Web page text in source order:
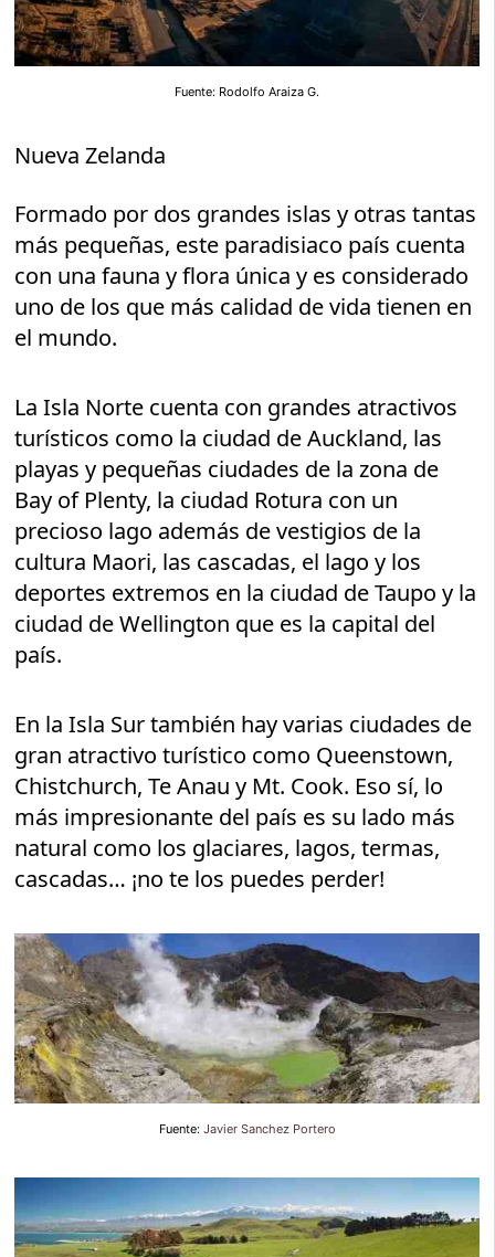
Fuente: Rodolfo Araiza G.
Nueva Zelanda
Formado por dos grandes islas y otras tantas
más pequeñas, este paradisiaco país cuenta
con una fauna y flora única y es considerado
uno de los que más calidad de vida tienen en
el mundo.
La Isla Norte cuenta con grandes atractivos
turísticos como la ciudad de Auckland, las
playas y pequeñas ciudades de la zona de
Bay of Plenty, la ciudad Rotura con un
precioso lago además de vestigios de la
cultura Maori, las cascadas, el lago y los
deportes extremos en la ciudad de Taupo y la
ciudad de Wellington que es la capital del
país.
En la Isla Sur también hay varias ciudades de
gran atractivo turístico como Queenstown,
Chistchurch, Te Anau y Mt. Cook. Eso sí, lo
más impresionante del país es su lado más
natural como los glaciares, lagos, termas,
cascadas… ¡no te los puedes perder!
Fuente: Javier Sanchez Portero